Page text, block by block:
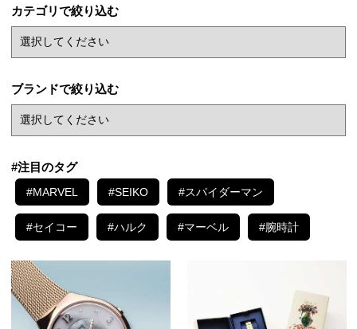
カテゴリで絞り込む
ブランドで絞り込む
#注目のタグ
#MARVEL #SEIKO #スパイダーマン
#セイコー #ハルク #マーベル #腕時計